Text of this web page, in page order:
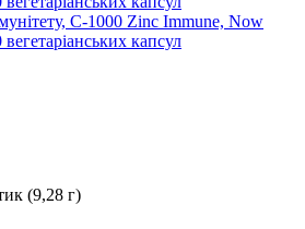
C-1000 Zinc Immune, Now
капсул
(9,28 г)